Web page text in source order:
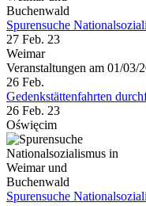
Spurensuche
27 Feb. 23
Weimar
Veranstaltungen am 01/03/
26 Feb.
Gedenkstättenfahrten
26 Feb. 23
Oświęcim
Spurensuche